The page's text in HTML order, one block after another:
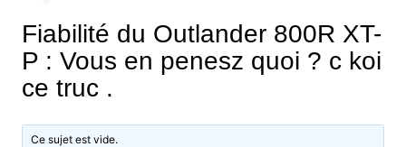
Fiabilité du Outlander 800R XT-
P : Vous en penesz quoi ? c koi
ce truc .
Ce sujet est vide.